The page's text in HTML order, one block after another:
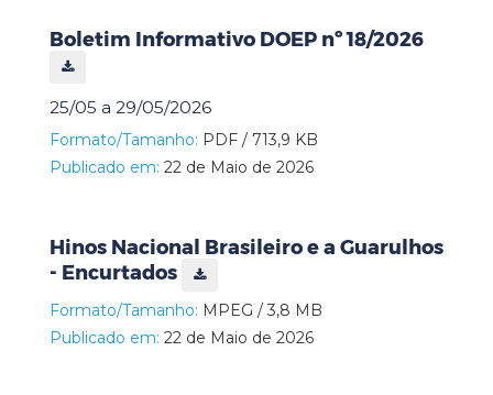
Boletim Informativo DOEP nº 18/2026
25/05 a 29/05/2026
Formato/Tamanho: PDF / 713,9 KB
Publicado em: 22 de Maio de 2026
Hinos Nacional Brasileiro e a Guarulhos
- Encurtados
Formato/Tamanho: MPEG / 3,8 MB
Publicado em: 22 de Maio de 2026